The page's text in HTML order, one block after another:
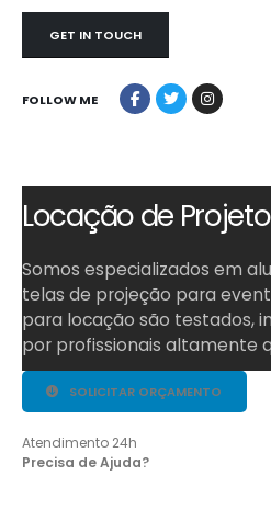
GET IN TOUCH
FOLLOW ME
Locação de
Somos especializados em
telas de projeção para
para locação são testados,
por profissionais altamente
SOLICITAR ORÇAMENTO
Atendimento 24h
Precisa de Ajuda?